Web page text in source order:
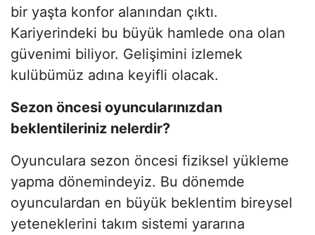
bir yaşta konfor alanından çıktı.
Kariyerindeki bu büyük hamlede ona olan
güvenimi biliyor. Gelişimini izlemek
kulübümüz adına keyifli olacak.
Sezon öncesi oyuncularınızdan
beklentileriniz nelerdir?
Oyunculara sezon öncesi fiziksel yükleme
yapma dönemindeyiz. Bu dönemde
oyunculardan en büyük beklentim bireysel
yeteneklerini takım sistemi yararına